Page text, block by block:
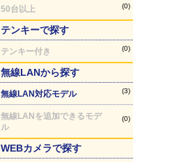
50台以上 (0)
テンキーで探す
テンキー付き (0)
無線LANから探す
無線LAN対応モデル (3)
無線LANを追加できるモデ
ル
(0)
WEBカメラで探す